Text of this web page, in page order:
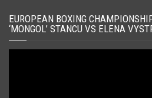
EUROPEAN BOXING
‘MONGOL’ STANCU VS ELENA